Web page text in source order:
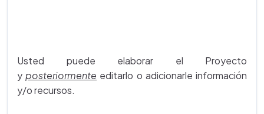
Usted puede elaborar el Proyecto
yposteriormente editarlo o adicionarle información
y/o recursos.